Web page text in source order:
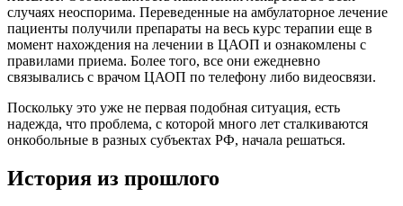
случаях неоспорима. Переведенные на амбулаторное лечение
пациенты получили препараты на весь курс терапии еще в
момент нахождения на лечении в ЦАОП и ознакомлены с
правилами приема. Более того, все они ежедневно
связывались с врачом ЦАОП по телефону либо видеосвязи.
Поскольку это уже не первая подобная ситуация, есть
надежда, что проблема, с которой много лет сталкиваются
онкобольные в разных субъектах РФ, начала решаться.
История из прошлого